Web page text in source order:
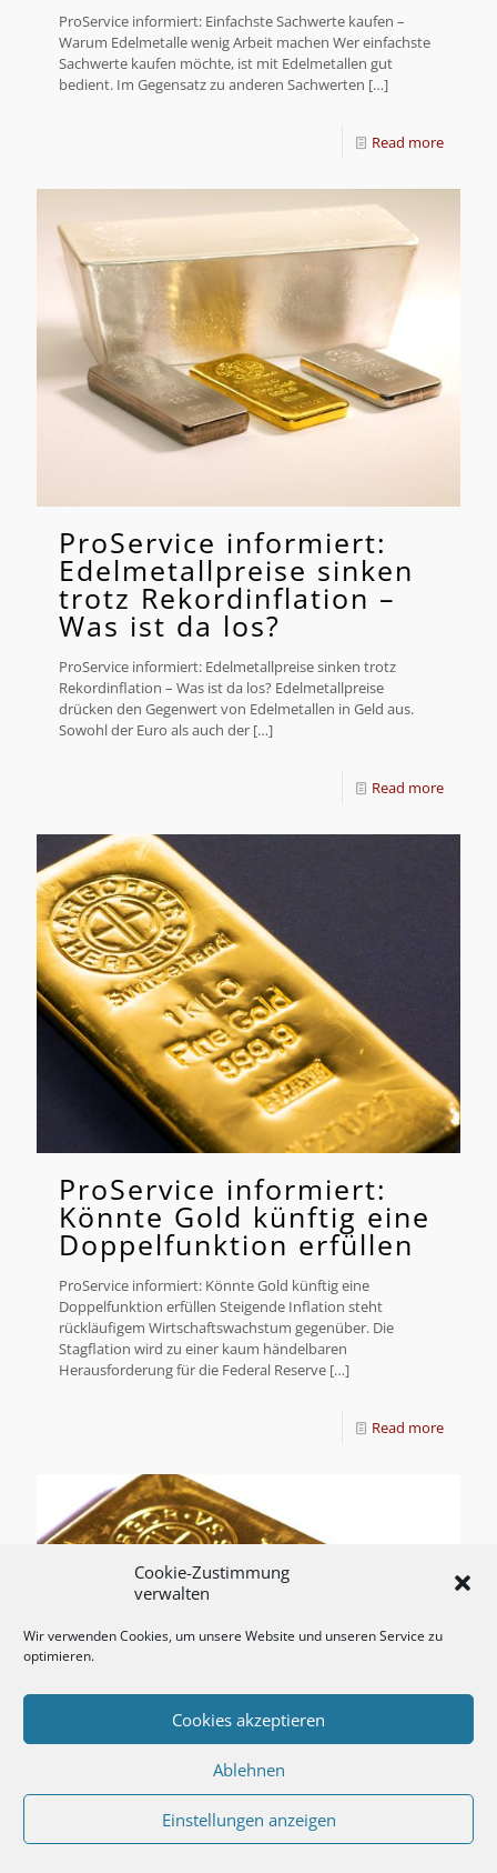
Cookie-Zustimmung
verwalten
Wir verwenden Cookies, um unsere Website und unseren Service zu
optimieren.
Cookies akzeptieren
Ablehnen
Einstellungen anzeigen
ProService informiert: Einfachste Sachwerte kaufen –
Warum Edelmetalle wenig Arbeit machen Wer einfachste
Sachwerte kaufen möchte, ist mit Edelmetallen gut
bedient. Im Gegensatz zu anderen Sachwerten […]
Read more
ProService informiert:
Edelmetallpreise sinken
trotz Rekordinflation –
Was ist da los?
ProService informiert: Edelmetallpreise sinken trotz
Rekordinflation – Was ist da los? Edelmetallpreise
drücken den Gegenwert von Edelmetallen in Geld aus.
Sowohl der Euro als auch der […]
Read more
ProService informiert:
Könnte Gold künftig eine
Doppelfunktion erfüllen
ProService informiert: Könnte Gold künftig eine
Doppelfunktion erfüllen Steigende Inflation steht
rückläufigem Wirtschaftswachstum gegenüber. Die
Stagflation wird zu einer kaum händelbaren
Herausforderung für die Federal Reserve […]
Read more
ProService informiert:
Vertrauen Sie auf